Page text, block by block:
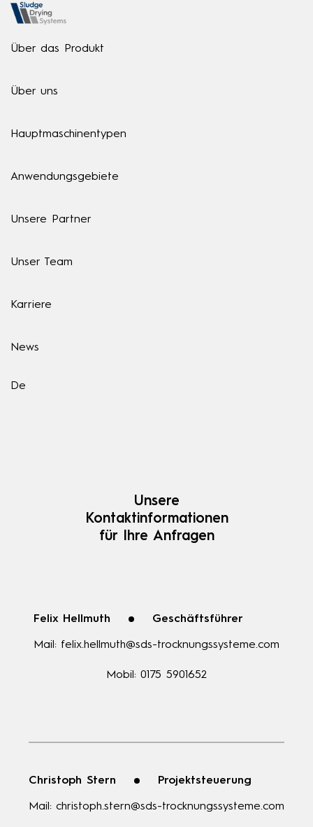
Über das Produkt
Über uns
Hauptmaschinentypen
Anwendungsgebiete
Unsere Partner
Unser Team
Karriere
News
De
Unsere
Kontaktinformationen
für Ihre Anfragen
Felix Hellmuth Geschäftsführer
Mail: felix.hellmuth@sds-trocknungssysteme.com
Mobil: 0175 5901652
Christoph Stern Projektsteuerung
Mail: christoph.stern@sds-trocknungssysteme.com